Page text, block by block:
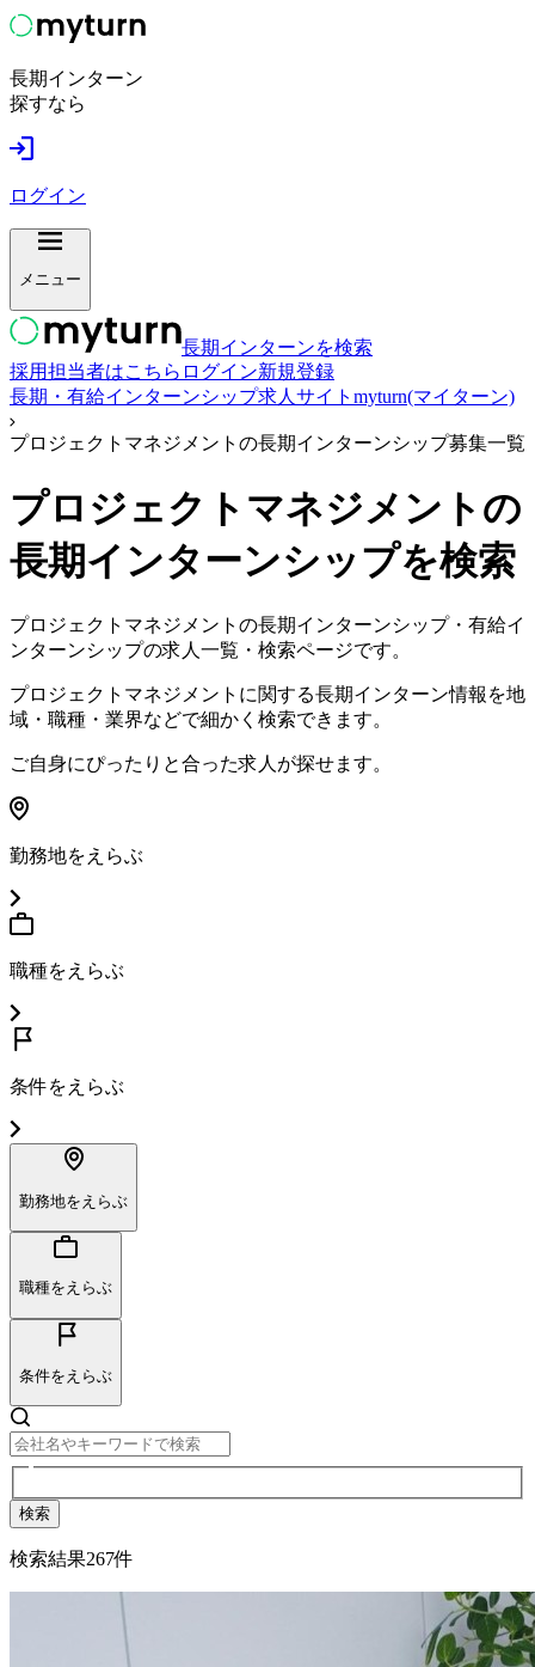
長期インターン
探すなら
ログイン
メニュー
長期インターンを検索
採用担当者はこちら ログイン新規登録
長期・有給インターンシップ求人サイトmyturn(マイターン)
プロジェクトマネジメントの長期インターンシップ募集一覧
プロジェクトマネジメント の
長期インターンシップを検索
プロジェクトマネジメント の長期インターンシップ・有給イ
ンターンシップの求人一覧・検索ページです。
プロジェクトマネジメント に関する長期インターン情報を地
域・職種・業界などで細かく検索できます。
ご自身にぴったりと合った求人が探せます。
勤務地をえらぶ
職種をえらぶ
条件をえらぶ
勤務地をえらぶ
職種をえらぶ
条件をえらぶ
検索
検索結果267件